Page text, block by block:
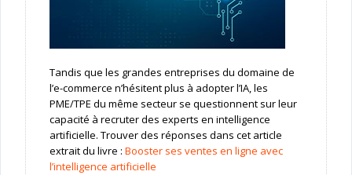
Tandis que les grandes entreprises du domaine de
l’e-commerce n’hésitent plus à adopter l’IA, les
PME/TPE du même secteur se questionnent sur leur
capacité à recruter des experts en intelligence
artificielle. Trouver des réponses dans cet article
extrait du livre : Booster ses ventes en ligne avec
l’intelligence artificielle